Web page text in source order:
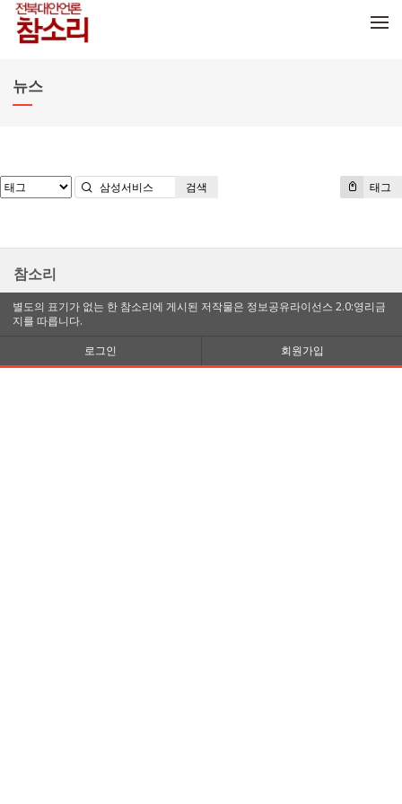
뉴스
태그
검색
참소리
별도의 표기가 없는 한 참소리에 게시된 저작물은 정보공유라이선스 2.0:영리금
지를 따릅니다.
로그인
회원가입